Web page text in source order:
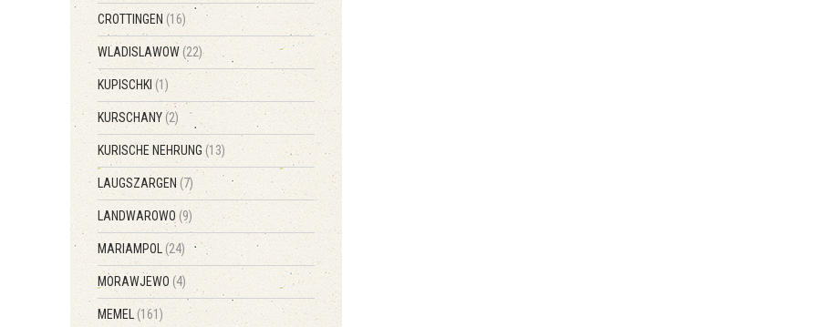
CROTTINGEN (16)
WLADISLAWOW(22)
KUPISCHKI (1)
KURSCHANY (2)
KURISCHE NEHRUNG (13)
LAUGSZARGEN (7)
LANDWAROWO (9)
MARIAMPOL (24)
MORAWJEWO (4)
MEMEL (161)